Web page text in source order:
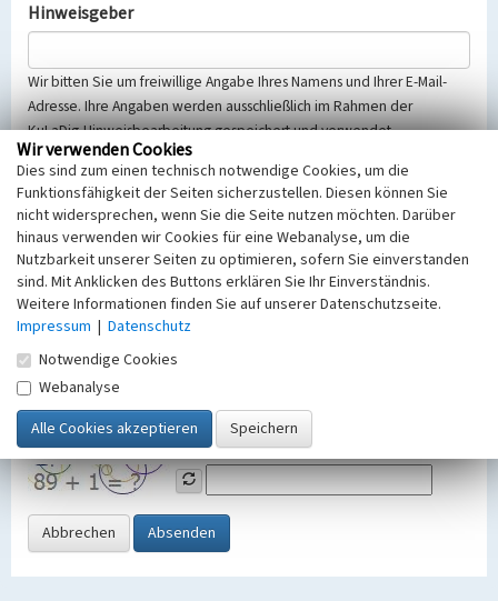
Hinweisgeber
Wir bitten Sie um freiwillige Angabe Ihres Namens und Ihrer E-Mail-
Adresse. Ihre Angaben werden ausschließlich im Rahmen der
KuLaDig-Hinweisbearbeitung gespeichert und verwendet.
Selbstverständlich werden diese entsprechend der Vorschriften des
Telemediengesetzes, des Datenschutzgesetzes NRW und der seit
dem 25.05.2018 gültigen Europäischen Datenschutzgrundverordnung
(EU-DSGVO) vertraulich behandelt, beachten Sie bitte unsere
Hinweise zumDatenschutz
Nachricht
SicherheitsabfrageTragen Sie unten das Rechenergebnis aus der
Grafik ein
Abbrechen Absenden
Wir verwenden Cookies
Dies sind zum einen technisch notwendige Cookies, um die
Funktionsfähigkeit der Seiten sicherzustellen. Diesen können Sie
nicht widersprechen, wenn Sie die Seite nutzen möchten. Darüber
hinaus verwenden wir Cookies für eine Webanalyse, um die
Nutzbarkeit unserer Seiten zu optimieren, sofern Sie einverstanden
sind. Mit Anklicken des Buttons erklären Sie Ihr Einverständnis.
Weitere Informationen finden Sie auf unserer Datenschutzseite.
Impressum | Datenschutz
Notwendige Cookies
Webanalyse